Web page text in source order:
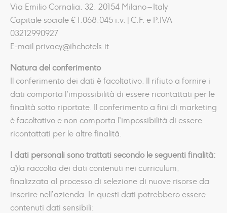
Via Emilio Cornalia, 32, 20154 Milano – Italy
Capitale sociale € 1.068.045 i.v. | C.F. e P.IVA
03212990927
E-mail privacy@ihchotels.it
Natura del conferimento
Il conferimento dei dati è facoltativo. Il rifiuto a fornire i
dati comporta l’impossibilità di essere ricontattati per le
finalità sotto riportate. Il conferimento a fini di marketing
è facoltativo e non comporta l’impossibilità di essere
ricontattati per le altre finalità.
I dati personali sono trattati secondo le seguenti finalità:
a)la raccolta dei dati contenuti nei curriculum,
finalizzata al processo di selezione di nuove risorse da
inserire nell’azienda. In questi dati potrebbero essere
contenuti dati sensibili;